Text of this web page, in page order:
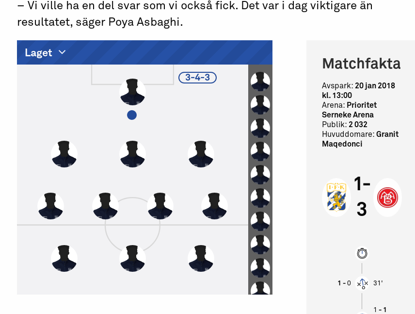
– Vi ville ha en del svar som vi också fick. Det var i dag viktigare än
resultatet, säger Poya Asbaghi.
Laget
3-4-3
Matchfakta
Avspark: 20 jan 2018
kl. 13:00
Arena: Prioritet
Serneke Arena
Publik: 2 032
Huvuddomare:Granit
Maqedonci
1-
3
31'
1 - 0
1 - 1